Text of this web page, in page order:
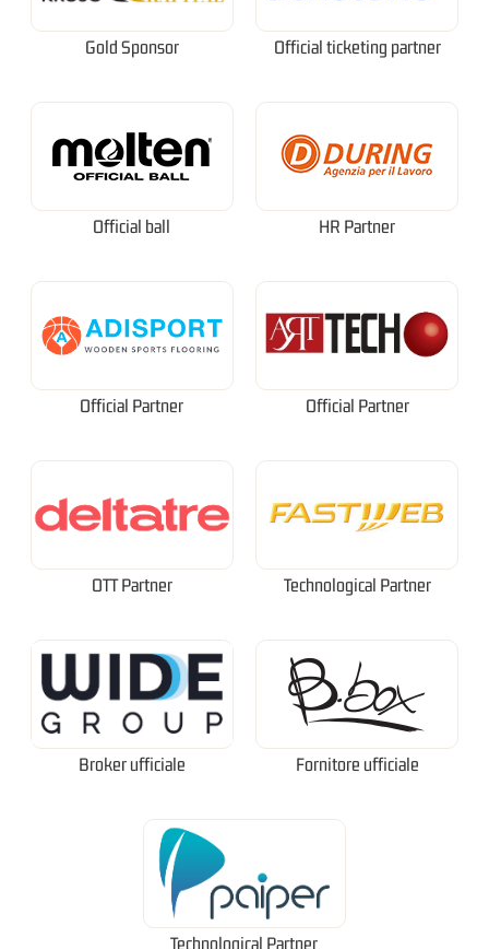
Gold Sponsor Official ticketing partner
Official ball HR Partner
Official Partner Official Partner
OTT Partner Technological Partner
Broker ufficiale Fornitore ufficiale
Technological Partner